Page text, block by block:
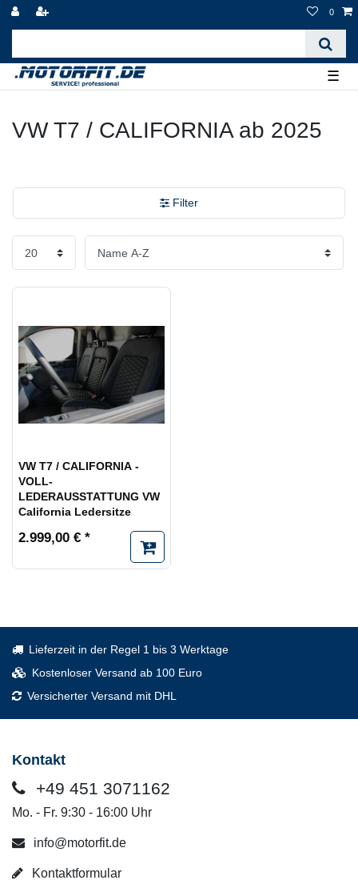
0
☰
VW T7 / CALIFORNIA ab 2025
Filter
VW T7 / CALIFORNIA -
VOLL-
LEDERAUSSTATTUNG VW
California Ledersitze
2.999,00 € *
Lieferzeit in der Regel 1 bis 3 Werktage
Kostenloser Versand ab 100 Euro
Versicherter Versand mit DHL
Kontakt
+49 451 3071162
Mo. - Fr. 9:30 - 16:00 Uhr
info@motorfit.de
Kontaktformular